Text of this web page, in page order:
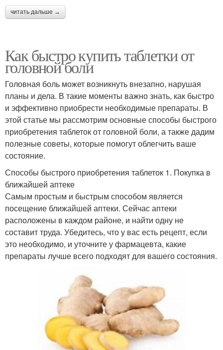
читать дальше →
Как быстро купить таблетки от
головной боли
Головная боль может возникнуть внезапно, нарушая
планы и дела. В такие моменты важно знать, как быстро
и эффективно приобрести необходимые препараты. В
этой статье мы рассмотрим основные способы быстрого
приобретения таблеток от головной боли, а также дадим
полезные советы, которые помогут облегчить ваше
состояние.
Способы быстрого приобретения таблеток 1. Покупка в
ближайшей аптеке
Самым простым и быстрым способом является
посещение ближайшей аптеки. Сейчас аптеки
расположены в каждом районе, и найти одну не
составит труда. Убедитесь, что у вас есть рецепт, если
это необходимо, и уточните у фармацевта, какие
препараты лучше всего подходят для вашего состояния.